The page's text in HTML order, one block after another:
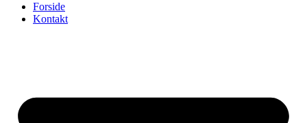
Forside
Kontakt